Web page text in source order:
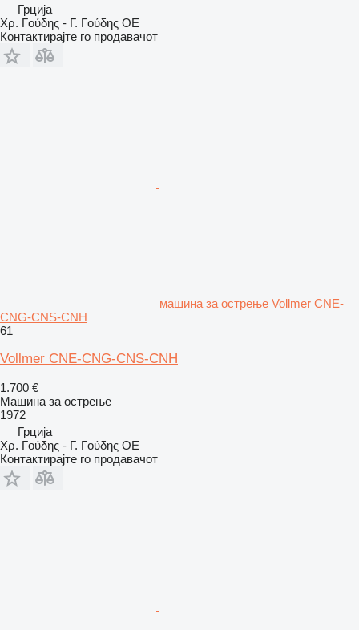
Грција
Χρ. Γούδης - Γ. Γούδης ΟΕ
Контактирајте го продавачот
машина за острење Vollmer CNE-
CNG-CNS-CNH
61
Vollmer CNE-CNG-CNS-CNH
1.700 €
Машина за острење
1972
Грција
Χρ. Γούδης - Γ. Γούδης ΟΕ
Контактирајте го продавачот